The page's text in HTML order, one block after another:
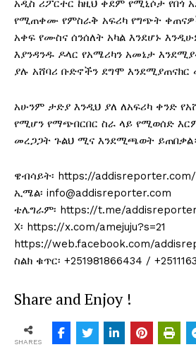
አዲስ ሪፖርተር ከዚህ ቀደም የሚኒሶታ የበጎ
የሚጠቀሙ የምስራቅ አፍሪካ የግጭት
አቀፍ የሙስና ሰንሰለት አካል እንደሆኑ
እያንዳንዱ ዶላር የአሜሪካን አመኔታ
ያሉ አሸባሪ ቡድኖችን ደግሞ እንደሚያጠናክር
አሁንም ታድያ እንዲህ ያለ ለአፍሪካ ቀንድ
የሚሆን የማጭበርበር ስራ ላይ የሚወሰድ
መረጋጋት ጉልህ ሚና እንደሚጫወት
ዌብሳይት፡ https://addisreporter.com/
ኢሜል፡ info@addisreporter.com
ቴሌግራም፡ https://t.me/
X፡ https://x.com/amejuju?s=21
https://web.facebook.com/
ስልክ ቁጥር፡ +251981866434 /
Share and Enjoy !
SHARES